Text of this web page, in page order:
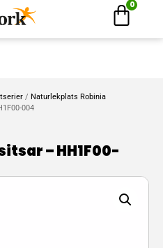
0
/ Naturlekplats Robinia
004
– HH1F00-